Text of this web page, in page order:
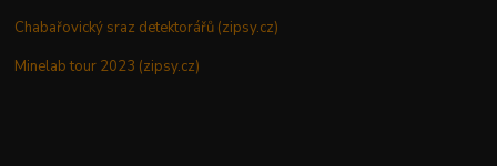
Chabařovický sraz detektorářů (zipsy.cz)
Minelab tour 2023 (zipsy.cz)